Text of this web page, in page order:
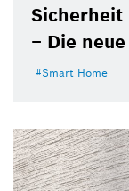
Sicherheit
– Die
Smart Home